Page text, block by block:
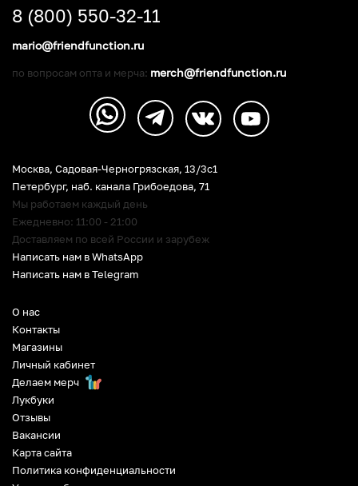
О нас
Контакты
Магазины
Личный кабинет
Делаем мерч
Лукбуки
Отзывы
Вакансии
Карта сайта
Политика конфиденциальности
Москва, Садовая-Черногрязская, 13/3c1
Петербург, наб. канала Грибоедова, 71
Мы работаем каждый день
Ежедневно: 11:00 - 21:00
Доставляем по всей России и зарубеж
Написать нам в WhatsApp
Написать нам в Telegram
8 (800) 550-32-11
mario@friendfunction.ru
по вопросам опта и мерча: merch@friendfunction.ru